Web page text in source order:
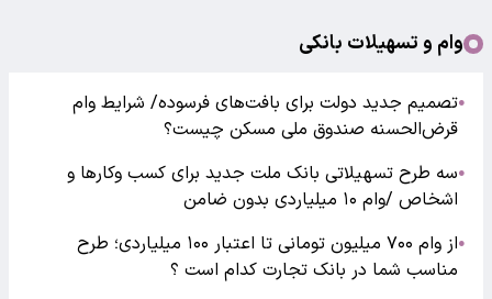
وام و تسهیلات بانکی
●تصمیم جدید دولت برای بافت‌های فرسوده/ شرایط وام
قرض‌الحسنه صندوق ملی مسکن چیست؟
●سه طرح تسهیلاتی بانک ملت جدید برای کسب وکارها و
اشخاص /وام ۱۰ میلیاردی بدون ضامن
●
از وام ۷۰۰ میلیون تومانی تا اعتبار ۱۰۰ میلیاردی؛ طرح
مناسب شما در بانک تجارت کدام است ؟